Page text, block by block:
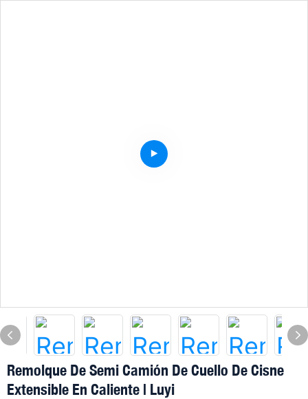
Remolque De Semi Camión De Cuello De Cisne
Extensible En Caliente | Luyi